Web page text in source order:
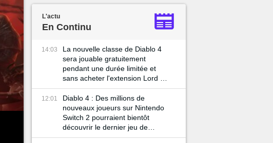
L'actu
En Continu
14:03
La nouvelle classe de Diablo 4
sera jouable gratuitement
pendant une durée limitée et
sans acheter l'extension Lord of
Hatred
12:01
Diablo 4 : Des millions de
nouveaux joueurs sur Nintendo
Switch 2 pourraient bientôt
découvrir le dernier jeu de
Blizzard